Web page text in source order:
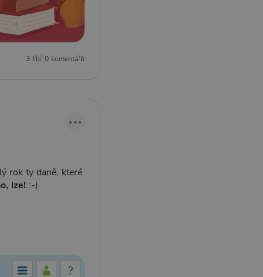
3 líbí 0 komentářů
rok ty daně, které
lze! :-)